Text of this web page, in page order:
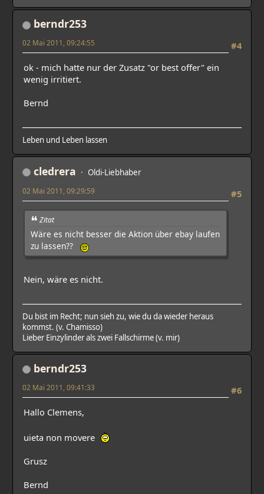
berndr253
#4
02 Mai 2011, 09:24:55
ok - mich hatte nur der Zusatz "or best offer" ein
wenig irritiert.
Bernd
Leben und Leben lassen
cledrera Oldi-Liebhaber
#5
02 Mai 2011, 09:29:59
Zitat
Wäre es nicht besser die Aktion über ebay laufen
zu lassen??
Nein, wäre es nicht.
Du bist im Recht; nun sieh zu, wie du da wieder heraus
kommst. (v. Chamisso)
Lieber Einzylinder als zwei Fallschirme (v. mir)
berndr253
#6
02 Mai 2011, 09:41:33
Hallo Clemens,
uieta non movere
Grusz
Bernd